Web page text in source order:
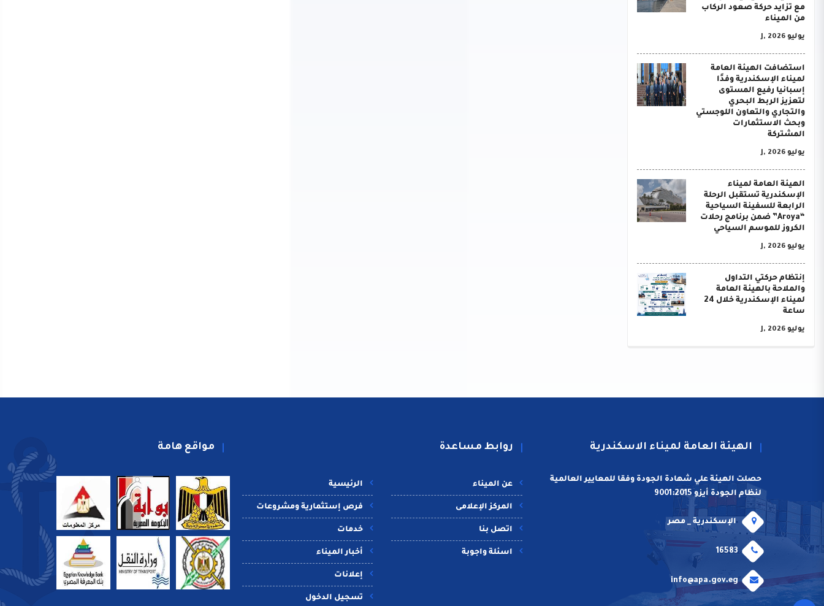
مع تزايد حركة صعود الركاب
من الميناء
يوليو J, 2026
استضافت الهيئة العامة
لميناء الإسكندرية وفدًا
إسبانيا رفيع المستوى
لتعزيز الربط البحري
والتجاري والتعاون اللوجستي
وبحث الاستثمارات
المشتركة
يوليو J, 2026
الهيئة العامة لميناء
الإسكندرية تستقبل الرحلة
الرابعة للسفينة السياحية
“Aroya” ضمن برنامج رحلات
الكروز للموسم السياحي
يوليو J, 2026
إنتظام حركتي التداول
والملاحة بالهيئة العامة
لميناء الإسكندرية خلال 24
ساعة
يوليو J, 2026
الهيئة العامة لميناء الاسكندرية
حصلت الهيئة علي شهادة الجودة وفقا للمعايير العالمية
لنظام الجودة أيزو 9001:2015
الإسكندرية _ مصر
16583
info@apa.gov.eg
روابط مساعدة
الرئيسية
فرص إستثمارية ومشروعات
خدمات
أخبار الميناء
إعلانات
تسجيل الدخول
عن الميناء
المركز الإعلامى
اتصل بنا
اسئلة واجوبة
مواقع هامة